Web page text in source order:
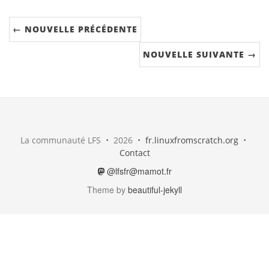
← NOUVELLE PRÉCÉDENTE
NOUVELLE SUIVANTE →
La communauté LFS • 2026 • fr.linuxfromscratch.org •
Contact
@lfsfr@mamot.fr
Theme by beautiful-jekyll